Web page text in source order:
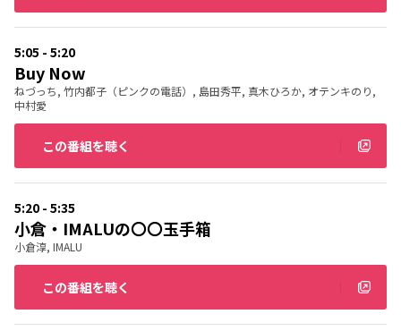
5:05 - 5:20
Buy Now
ねづっち, 竹内都子（ピンクの電話）, 島田秀平, 真木ひろか, オテンキのり,
中村愛
この番組を聴く
5:20 - 5:35
小倉・IMALUの〇〇玉手箱
小倉淳, IMALU
この番組を聴く